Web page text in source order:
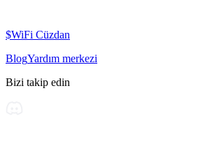
$WiFi Cüzdan
BlogYardım merkezi
Bizi takip edin